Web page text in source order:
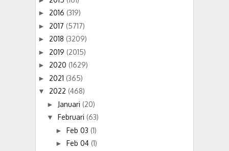
► 2016 (319)
► 2017 (5717)
► 2018 (3209)
► 2019 (2015)
► 2020 (1629)
► 2021 (365)
▼ 2022 (468)
► Januari (20)
▼ Februari (63)
► Feb 03 (1)
► Feb 04 (1)